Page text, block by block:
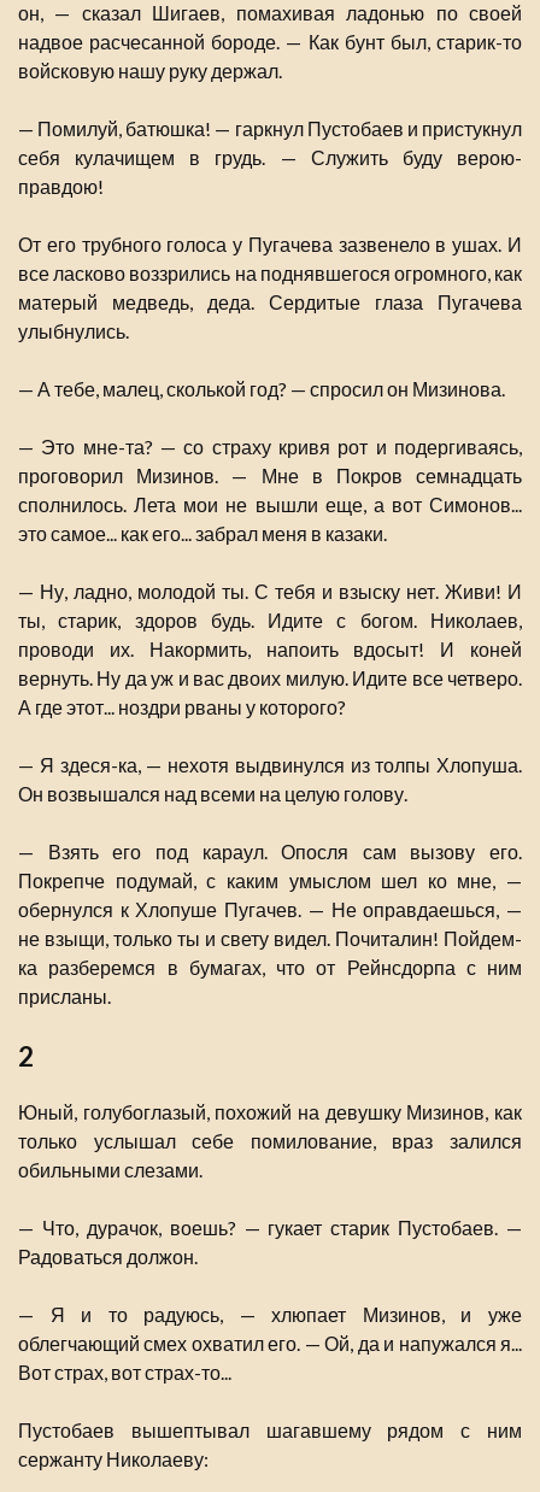
он, — сказал Шигаев, помахивая ладонью по своей
надвое расчесанной бороде. — Как бунт был, старик-то
войсковую нашу руку держал.
— Помилуй, батюшка! — гаркнул Пустобаев и пристукнул
себя кулачищем в грудь. — Служить буду верою-
правдою!
От его трубного голоса у Пугачева зазвенело в ушах. И
все ласково воззрились на поднявшегося огромного, как
матерый медведь, деда. Сердитые глаза Пугачева
улыбнулись.
— А тебе, малец, сколькой год? — спросил он Мизинова.
— Это мне-та? — со страху кривя рот и подергиваясь,
проговорил Мизинов. — Мне в Покров семнадцать
сполнилось. Лета мои не вышли еще, а вот Симонов...
это самое... как его... забрал меня в казаки.
— Ну, ладно, молодой ты. С тебя и взыску нет. Живи! И
ты, старик, здоров будь. Идите с богом. Николаев,
проводи их. Накормить, напоить вдосыт! И коней
вернуть. Ну да уж и вас двоих милую. Идите все четверо.
А где этот... ноздри рваны у которого?
— Я здеся-ка, — нехотя выдвинулся из толпы Хлопуша.
Он возвышался над всеми на целую голову.
— Взять его под караул. Опосля сам вызову его.
Покрепче подумай, с каким умыслом шел ко мне, —
обернулся к Хлопуше Пугачев. — Не оправдаешься, —
не взыщи, только ты и свету видел. Почиталин! Пойдем-
ка разберемся в бумагах, что от Рейнсдорпа с ним
присланы.
2
Юный, голубоглазый, похожий на девушку Мизинов, как
только услышал себе помилование, враз залился
обильными слезами.
— Что, дурачок, воешь? — гукает старик Пустобаев. —
Радоваться должон.
— Я и то радуюсь, — хлюпает Мизинов, и уже
облегчающий смех охватил его. — Ой, да и напужался я...
Вот страх, вот страх-то...
Пустобаев вышептывал шагавшему рядом с ним
сержанту Николаеву: